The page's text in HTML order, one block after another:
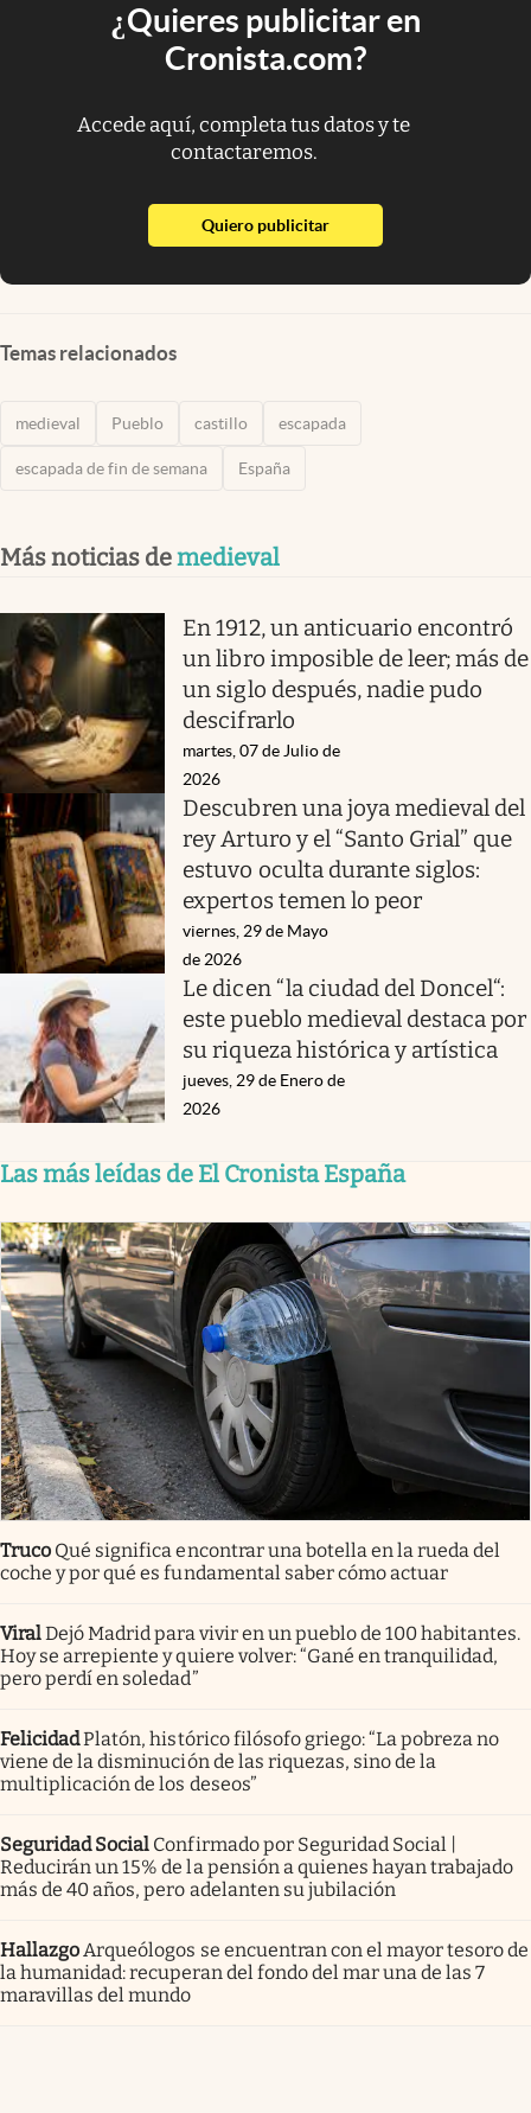
¿Quieres publicitar en
Cronista.com?
Accede aquí, completa tus datos y te
contactaremos.
Quiero publicitarabre en nueva pestaña
Temas relacionados
medieval Pueblo castillo escapada
escapada de fin de semana España
Más noticias demedieval
En 1912, un anticuario encontró
un libro imposible de leer; más de
un siglo después, nadie pudo
descifrarlo
martes, 07 de Julio de
2026
Descubren una joya medieval del
rey Arturo y el “Santo Grial” que
estuvo oculta durante siglos:
expertos temen lo peor
viernes, 29 de Mayo
de 2026
Le dicen “la ciudad del Doncel“:
este pueblo medieval destaca por
su riqueza histórica y artística
jueves, 29 de Enero de
2026
Las más leídas de El Cronista España
Truco Qué significa encontrar una botella en la rueda del
coche y por qué es fundamental saber cómo actuar
ViralDejó Madrid para vivir en un pueblo de 100 habitantes.
Hoy se arrepiente y quiere volver: “Gané en tranquilidad,
pero perdí en soledad”
FelicidadPlatón, histórico filósofo griego: “La pobreza no
viene de la disminución de las riquezas, sino de la
multiplicación de los deseos”
Seguridad Social Confirmado por Seguridad Social |
Reducirán un 15% de la pensión a quienes hayan trabajado
más de 40 años, pero adelanten su jubilación
Hallazgo Arqueólogos se encuentran con el mayor tesoro de
la humanidad: recuperan del fondo del mar una de las 7
maravillas del mundo